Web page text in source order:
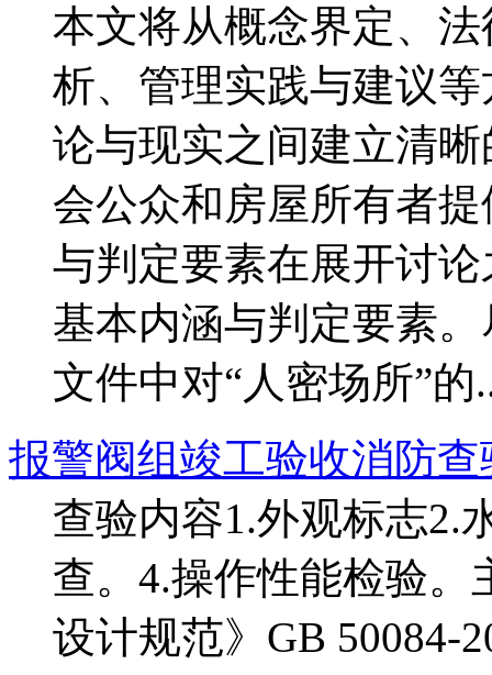
本文将从概念界定、
析、管理实践与建议
论与现实之间建立清
会公众和房屋所有者
与判定要素在展开讨
基本内涵与判定要素
文件中对“人密场所”的
报警阀组竣工验收消防
查验内容1.外观标志2.
查。4.操作性能检验
设计规范》GB 50084-